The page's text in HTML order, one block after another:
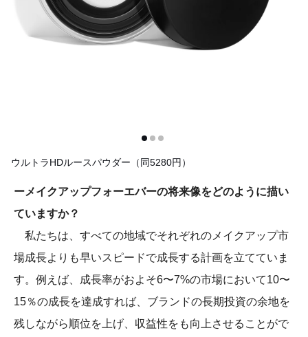
ウルトラHDルースパウダー（同5280円）
ーメイクアップフォーエバーの将来像をどのように描い
ていますか？
私たちは、すべての地域でそれぞれのメイクアップ市
場成長よりも早いスピードで成長する計画を立てていま
す。例えば、成長率がおよそ6〜7%の市場において10〜
15％の成長を達成すれば、ブランドの長期投資の余地を
残しながら順位を上げ、収益性をも向上させることがで